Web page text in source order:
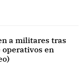
a militares tras
operativos en